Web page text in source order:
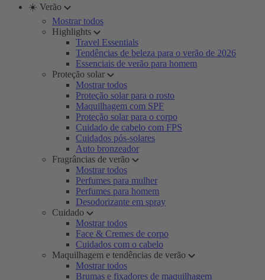
☀️ Verão
Mostrar todos
Highlights
Travel Essentials
Tendências de beleza para o verão de 2026
Essenciais de verão para homem
Proteção solar
Mostrar todos
Proteção solar para o rosto
Maquilhagem com SPF
Proteção solar para o corpo
Cuidado de cabelo com FPS
Cuidados pós-solares
Auto bronzeador
Fragrâncias de verão
Mostrar todos
Perfumes para mulher
Perfumes para homem
Desodorizante em spray
Cuidado
Mostrar todos
Face & Cremes de corpo
Cuidados com o cabelo
Maquilhagem e tendências de verão
Mostrar todos
Brumas e fixadores de maquilhagem